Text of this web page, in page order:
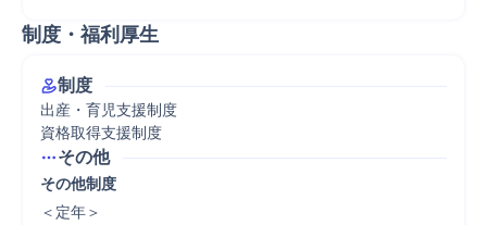
制度・福利厚生
制度
出産・育児支援制度
資格取得支援制度
その他
その他制度
＜定年＞